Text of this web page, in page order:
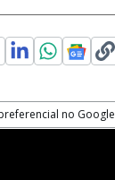
no Google